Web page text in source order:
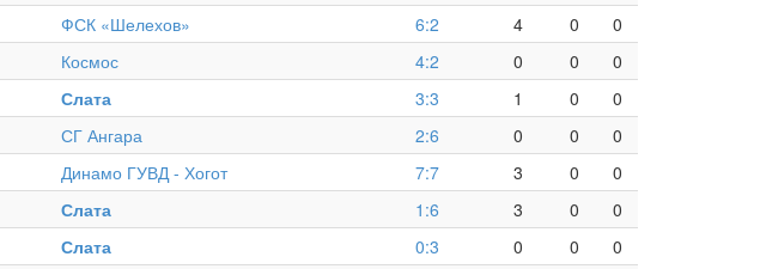
ФСК «Шелехов» 6:2 4 0
0
Космос 4:2 0 0
0
Слата 3:3 1 0
0
СГ Ангара 2:6 0 0
0
Динамо ГУВД - Хогот 7:7 3 0
0
Слата 1:6 3 0
0
Слата 0:3 0 0
0